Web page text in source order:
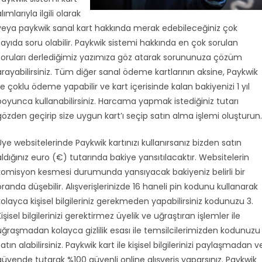
ilgili olarak
paykwik sanal kart hakkında merak edebileceğiniz çok
soru olabilir. Paykwik sistemi hakkında en çok sorulan
derlediğimiz yazımıza göz atarak sorununuza çözüm
Tüm diğer sanal ödeme kartlarının aksine, Paykwik
çoklu ödeme yapabilir ve kart içerisinde kalan bakiyenizi 1 yıl
kullanabilirsiniz. Harcama yapmak istediğiniz tutarı
geçirip size uygun kart’ı seçip satın alma işlemi oluşturun.
websitelerinde Paykwik kartınızı kullanırsanız bizden satın
euro (€) tutarında bakiye yansıtılacaktır. Websitelerin
kesmesi durumunda yansıyacak bakiyeniz belirli bir
düşebilir. Alışverişlerinizde 16 haneli pin kodunu kullanarak
kişisel bilgileriniz gerekmeden yapabilirsiniz kodunuzu 3.
bilgilerinizi gerektirmez üyelik ve uğraştıran işlemler ile
kolayca gizlilik esası ile temsilcilerimizden kodunuzu
alabilirsiniz. Paykwik kart ile kişisel bilgilerinizi paylaşmadan
tutarak %100 güvenli online alışveriş yaparsınız. Paykwik